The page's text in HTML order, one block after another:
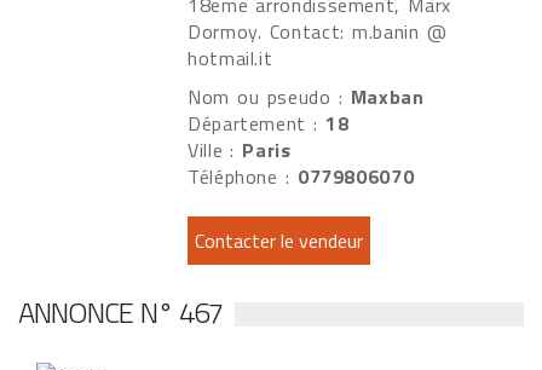
Dormoy. Contact: m.banin @
hotmail.it
Nom ou pseudo : Maxban
Département : 18
Ville : Paris
Téléphone : 0779806070
ANNONCE N° 467